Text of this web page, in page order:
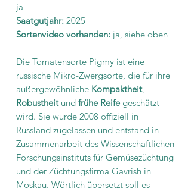
ja
Saatgutjahr: 2025
Sortenvideo vorhanden: ja, siehe oben
Die Tomatensorte Pigmy ist eine
russische Mikro-Zwergsorte, die für ihre
außergewöhnliche Kompaktheit,
Robustheit und frühe Reife geschätzt
wird. Sie wurde 2008 offiziell in
Russland zugelassen und entstand in
Zusammenarbeit des Wissenschaftlichen
Forschungsinstituts für Gemüsezüchtung
und der Züchtungsfirma Gavrish in
Moskau. Wörtlich übersetzt soll es